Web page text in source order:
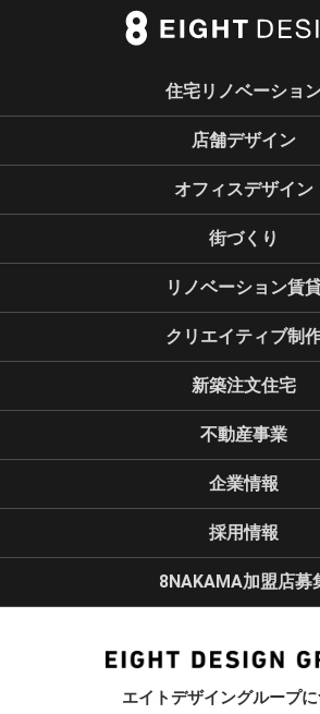
エイトデザイングループ
住宅リノベーショ
店舗デザイン
オフィスデザイン
街づくり
リノベーション賃
クリエイティブ制
新築注文住宅
不動産事業
企業情報
採用情報
8NAKAMA加盟店募